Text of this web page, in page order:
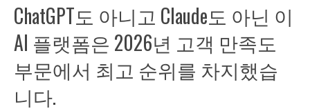
ChatGPT도 아니고 Claude도 아닌 이
AI 플랫폼은 2026년 고객 만족도
부문에서 최고 순위를 차지했습
니다.